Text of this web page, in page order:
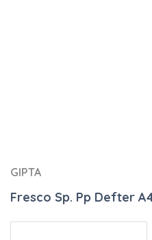
GIPTA
Fresco Sp. Pp Defter